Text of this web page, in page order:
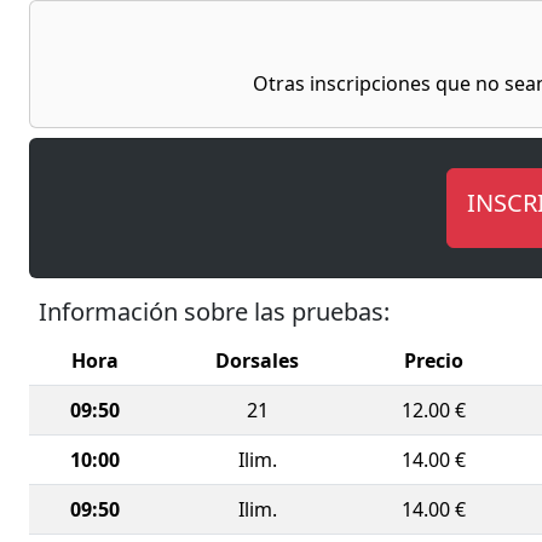
bajo la
cura de
Como
perro en
Además,
Otras inscripciones que no
Información sobre las pruebas:
Hora Dorsales Precio
09:50
21 12.00 €
10:00
Ilim. 14.00 €
09:50
Ilim. 14.00 €